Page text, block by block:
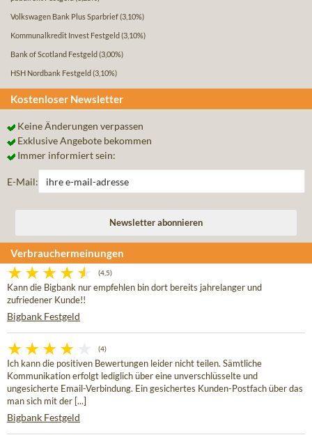
Volkswagen Bank Plus Sparbrief(3,10%)
Kommunalkredit Invest Festgeld (3,10%)
Bank of Scotland Festgeld (3,00%)
HSH Nordbank Festgeld (3,10%)
Kostenloser Newsletter
Keine Änderungen verpassen
Exklusive Angebote bekommen
Immer informiert sein:
E-Mail:
Verbrauchermeinungen
(4,5)
Kann die Bigbank nur empfehlen bin dort bereits jahrelanger und
zufriedener Kunde!!
Bigbank Festgeld
(4)
Ich kann die positiven Bewertungen leider nicht teilen. Sämtliche
Kommunikation erfolgt lediglich über eine unverschlüsselte und
ungesicherte Email-Verbindung. Ein gesichertes Kunden-Postfach über das
man sich mit der [...]
Bigbank Festgeld